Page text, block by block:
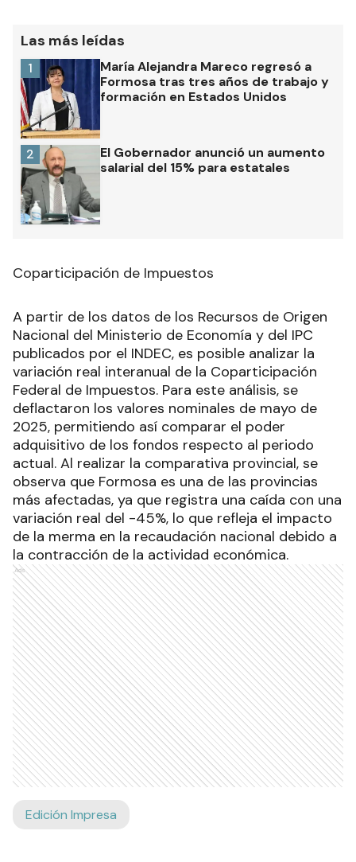
Las más leídas
María Alejandra Mareco regresó a
Formosa tras tres años de trabajo y
formación en Estados Unidos
1
El Gobernador anunció un aumento
salarial del 15% para estatales
2
Coparticipación de Impuestos
A partir de los datos de los Recursos de Origen
Nacional del Ministerio de Economía y del IPC
publicados por el INDEC, es posible analizar la
variación real interanual de la Coparticipación
Federal de Impuestos. Para este análisis, se
deflactaron los valores nominales de mayo de
2025, permitiendo así comparar el poder
adquisitivo de los fondos respecto al periodo
actual. Al realizar la comparativa provincial, se
observa que Formosa es una de las provincias
más afectadas, ya que registra una caída con una
variación real del -45%, lo que refleja el impacto
de la merma en la recaudación nacional debido a
la contracción de la actividad económica.
Ads
Edición Impresa